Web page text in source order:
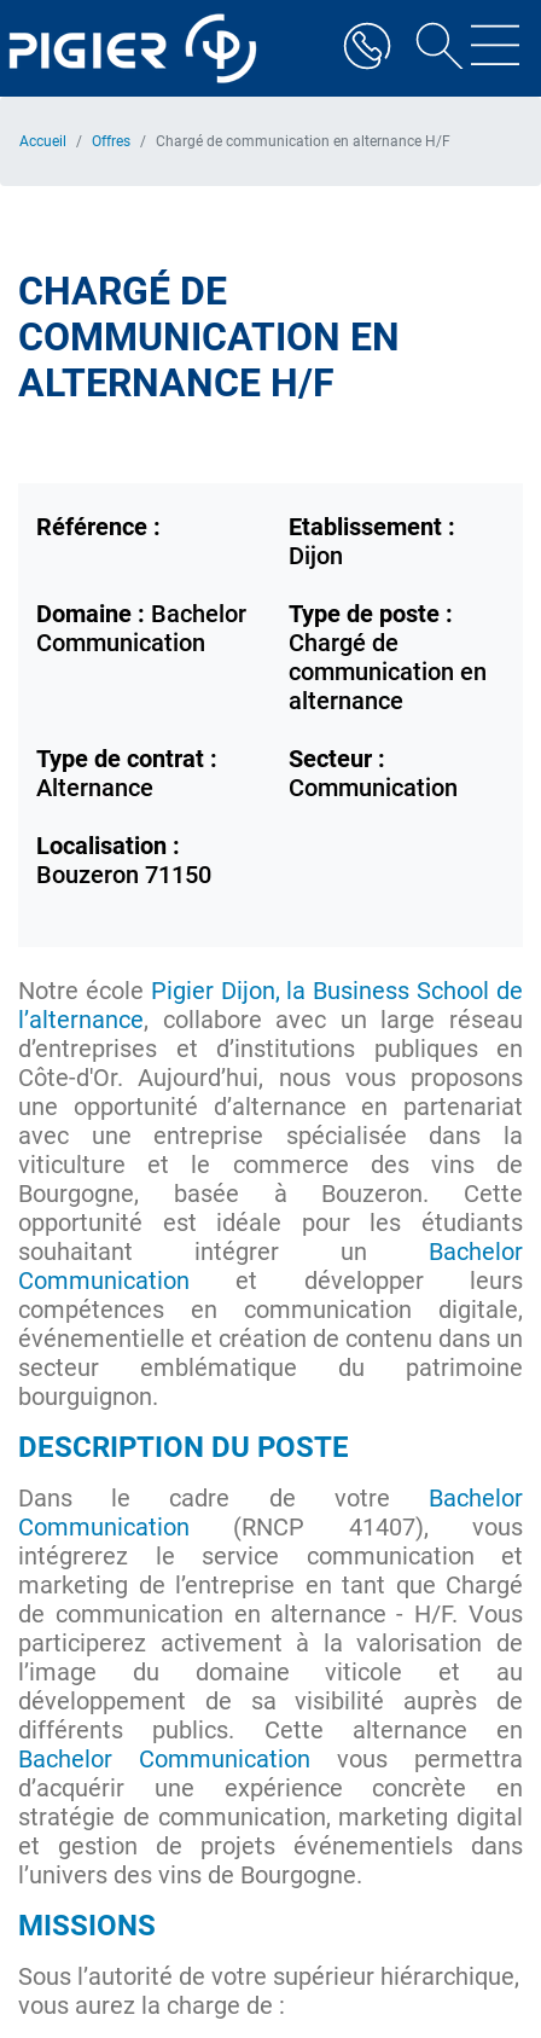
au
contenu
Accueil Offres Chargé de communication en alternance H/F
CHARGÉ DE
COMMUNICATION EN
ALTERNANCE H/F
Référence :
Etablissement :
Dijon
Domaine : Bachelor
Communication
Type de poste :
Chargé de
communication en
alternance
Type de contrat :
Alternance
Secteur :
Communication
Localisation :
Bouzeron 71150
Notre école Pigier Dijon, la Business School de
l’alternance, collabore avec un large réseau
d’entreprises et d’institutions publiques en
Côte-d'Or. Aujourd’hui, nous vous proposons
une opportunité d’alternance en partenariat
avec une entreprise spécialisée dans la
viticulture et le commerce des vins de
Bourgogne, basée à Bouzeron. Cette
opportunité est idéale pour les étudiants
souhaitant intégrer un Bachelor
Communication et développer leurs
compétences en communication digitale,
événementielle et création de contenu dans un
secteur emblématique du patrimoine
bourguignon.
DESCRIPTION DU POSTE
Dans le cadre de votre Bachelor
Communication (RNCP 41407), vous
intégrerez le service communication et
marketing de l’entreprise en tant que Chargé
de communication en alternance - H/F. Vous
participerez activement à la valorisation de
l’image du domaine viticole et au
développement de sa visibilité auprès de
différents publics. Cette alternance en
Bachelor Communication vous permettra
d’acquérir une expérience concrète en
stratégie de communication, marketing digital
et gestion de projets événementiels dans
l’univers des vins de Bourgogne.
MISSIONS
Sous l’autorité de votre supérieur hiérarchique,
vous aurez la charge de :